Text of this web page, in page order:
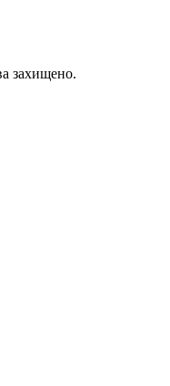
захищено.